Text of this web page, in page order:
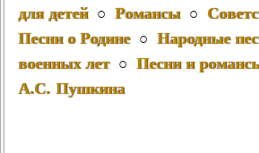
для детей○ Романсы○
Песни о Родине○ Народные
военных лет○ Песни и
А.С. Пушкина